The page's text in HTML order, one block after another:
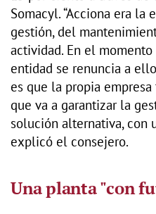
Somacyl. “Acciona era la
gestión, del
actividad. En el
entidad se renuncia a
es que la propia
que va a garantizar la
solución alternativa, con
explicó el consejero.
Una planta "con